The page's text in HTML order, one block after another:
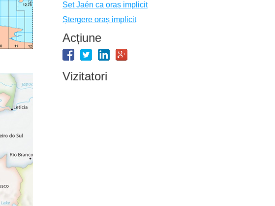
Set Jaén ca oraș implicit
Ștergere oraș implicit
Acțiune
Vizitatori